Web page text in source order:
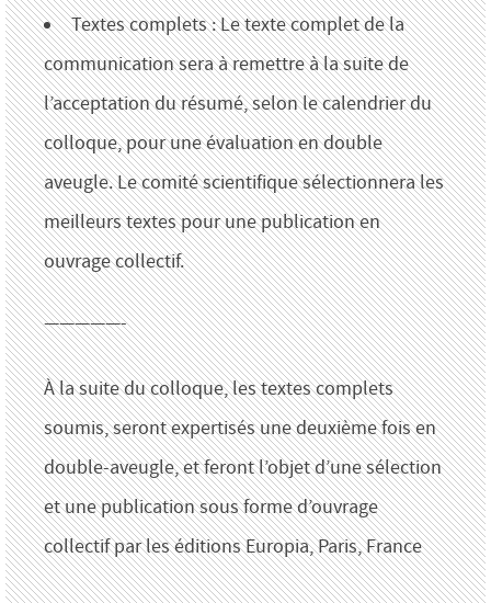
Textes complets : Le texte complet de la
communication sera à remettre à la suite de
l’acceptation du résumé, selon le calendrier du
colloque, pour une évaluation en double
aveugle. Le comité scientifique sélectionnera les
meilleurs textes pour une publication en
ouvrage collectif.
—————-
À la suite du colloque, les textes complets
soumis, seront expertisés une deuxième fois en
double-aveugle, et feront l’objet d’une sélection
et une publication sous forme d’ouvrage
collectif par les éditions Europia, Paris, France